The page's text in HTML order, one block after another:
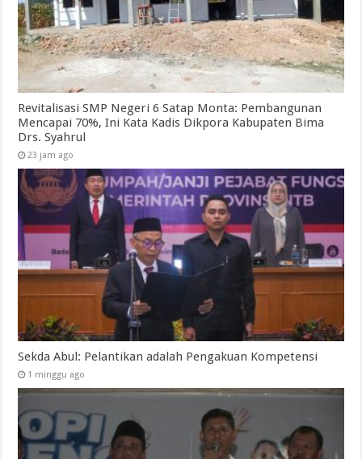
Revitalisasi SMP Negeri 6 Satap Monta: Pembangunan
Mencapai 70%, Ini Kata Kadis Dikpora Kabupaten Bima
Drs. Syahrul
23 jam ago
Sekda Abul: Pelantikan adalah Pengakuan Kompetensi
1 minggu ago